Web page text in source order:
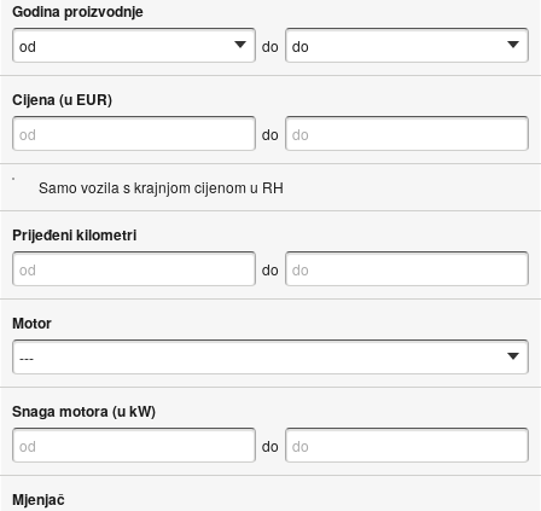
Godina proizvodnje
do
Cijena (u EUR)
do
Samo vozila s krajnjom cijenom u RH
Prijeđeni kilometri
do
Motor
Snaga motora (u kW)
do
Mjenjač